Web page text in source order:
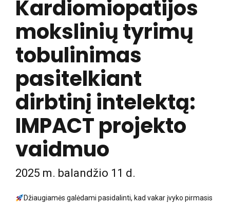
Kardiomiopatijos
mokslinių tyrimų
tobulinimas
pasitelkiant
dirbtinį intelektą:
IMPACT projekto
vaidmuo
2025 m. balandžio 11 d.
Džiaugiamės galėdami pasidalinti, kad vakar įvyko pirmasis